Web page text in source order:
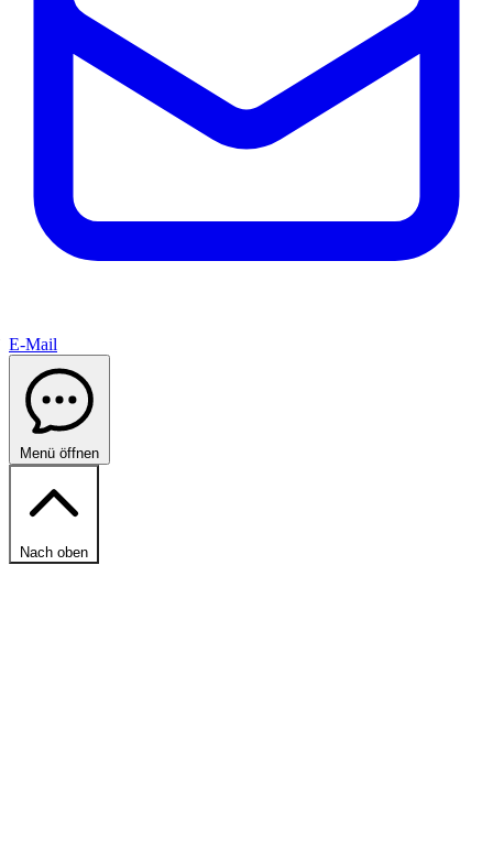
E-Mail
Menü öffnen
Nach oben